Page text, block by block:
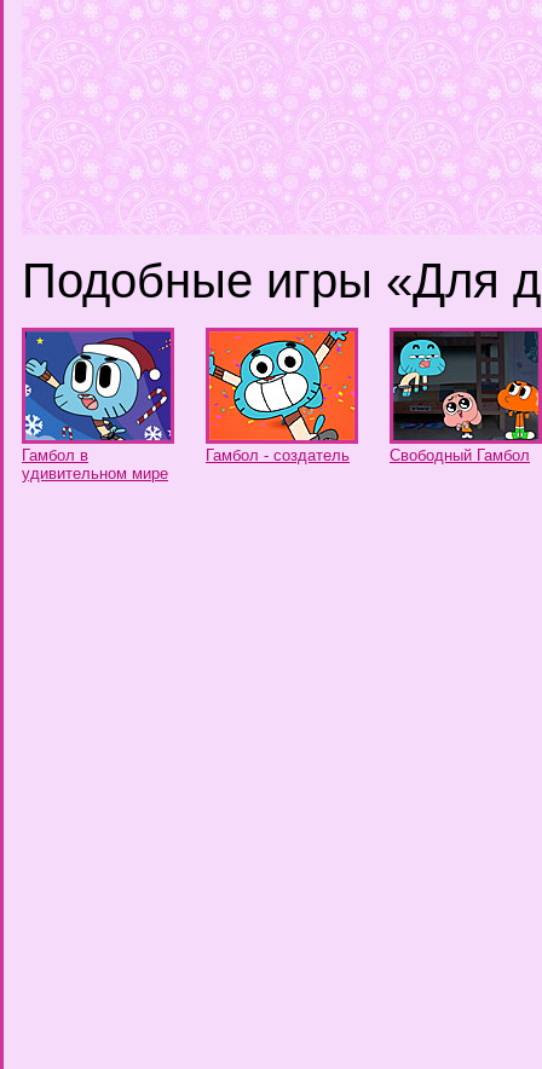
Подобные игры «Для
Гамбол в
удивительном мире
Гамбол - создатель Свободный Гамбол